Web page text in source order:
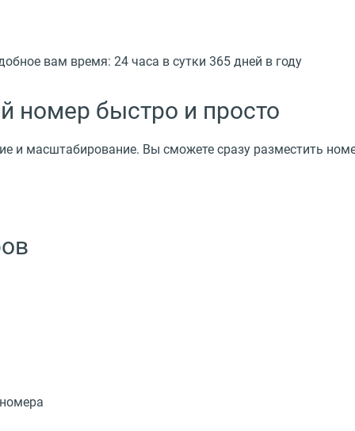
вам время: 24 часа в сутки 365 дней в году
номер быстро и просто
и масштабирование. Вы сможете сразу разместить